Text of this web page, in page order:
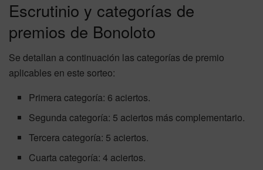
Escrutinio y categorías de
premios de Bonoloto
Se detallan a continuación las categorías de premio
aplicables en este sorteo:
Primera categoría: 6 aciertos.
Segunda categoría: 5 aciertos más complementario.
Tercera categoría: 5 aciertos.
Cuarta categoría: 4 aciertos.